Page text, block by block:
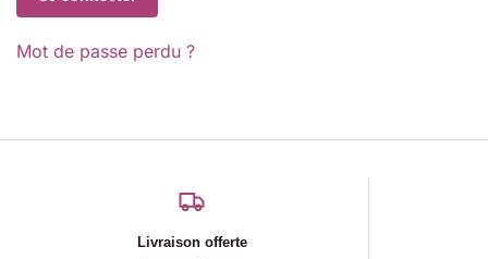
Mot de passe perdu ?
Livraison offerte